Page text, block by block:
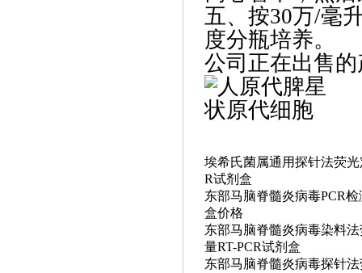
五、‌按30万/毫
度分瓶培养。
公司正在出售
埃希氏菌属通用探针法荧
R试剂盒
东部马脑脊髓炎病毒PCR
盒价格
东部马脑脊髓炎病毒染料
量RT-PCR试剂盒
东部马脑脊髓炎病毒探针